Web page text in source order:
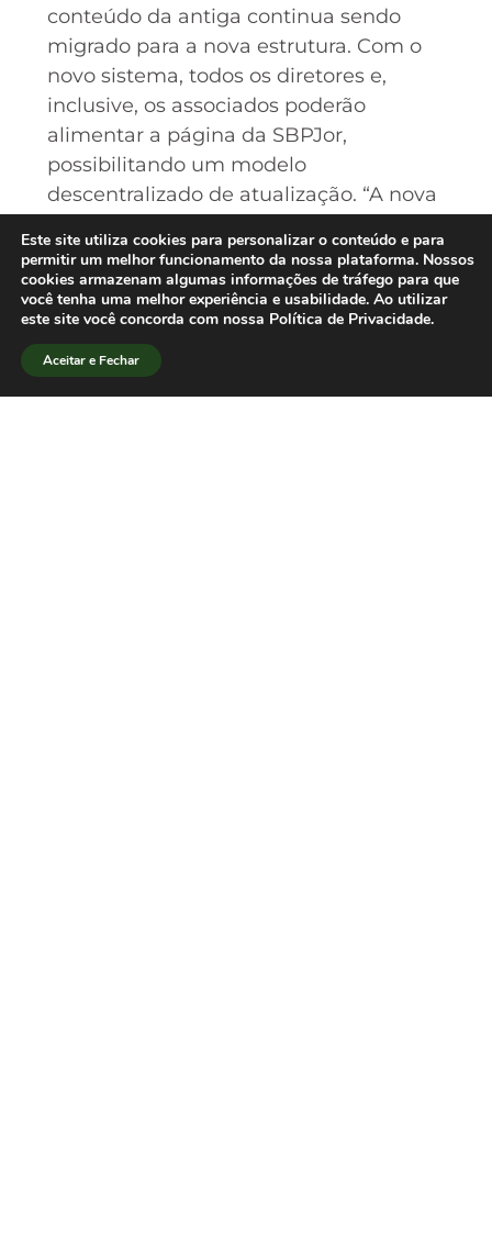
conteúdo da antiga continua sendo
migrado para a nova estrutura. Com o
novo sistema, todos os diretores e,
inclusive, os associados poderão
alimentar a página da SBPJor,
possibilitando um modelo
descentralizado de atualização. “A nova
nossos trabalhos”, afirma Eduardo
Meditsch. Rodrigo Lossio, Marcio
Fukuda e Pedro Valente compõem a
equipe responsável pelo projeto.
[/lang_pt]
Este site utiliza cookies para personalizar o conteúdo e para
permitir um melhor funcionamento da nossa plataforma. Nossos
cookies armazenam algumas informações de tráfego para que
você tenha uma melhor experiência e usabilidade. Ao utilizar
este site você concorda com nossa Política de Privacidade.
Aceitar e Fechar